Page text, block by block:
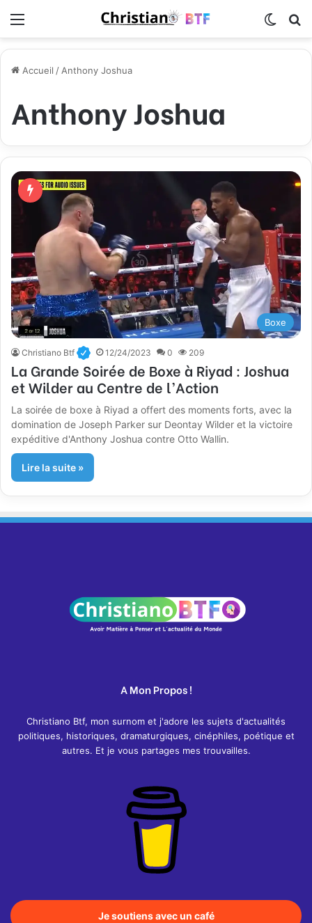
Accueil / Anthony Joshua
Anthony Joshua
Boxe
Christiano Btf 12/24/2023 0 209
La Grande Soirée de Boxe à Riyad : Joshua
et Wilder au Centre de l’Action
La soirée de boxe à Riyad a offert des moments forts, avec la
domination de Joseph Parker sur Deontay Wilder et la victoire
expéditive d'Anthony Joshua contre Otto Wallin.
Lire la suite »
A Mon Propos !
Christiano Btf, mon surnom et j'adore les sujets d'actualités
politiques, historiques, dramaturgiques, cinéphiles, poétique et
autres. Et je vous partages mes trouvailles.
Je soutiens avec un café